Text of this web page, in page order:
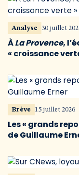
Analyse 30 juillet
ÀLa Provence,
« croissance
Brève 15 juillet 2026
Les « grands
de Guillaume